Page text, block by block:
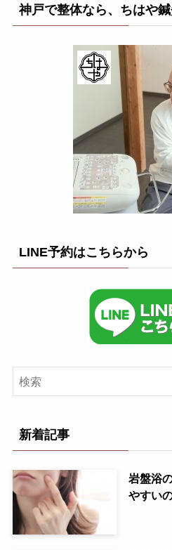
神戸で整体なら、ちはや
LINE予約はこちらから
新着記事
岩盤浴
やすい